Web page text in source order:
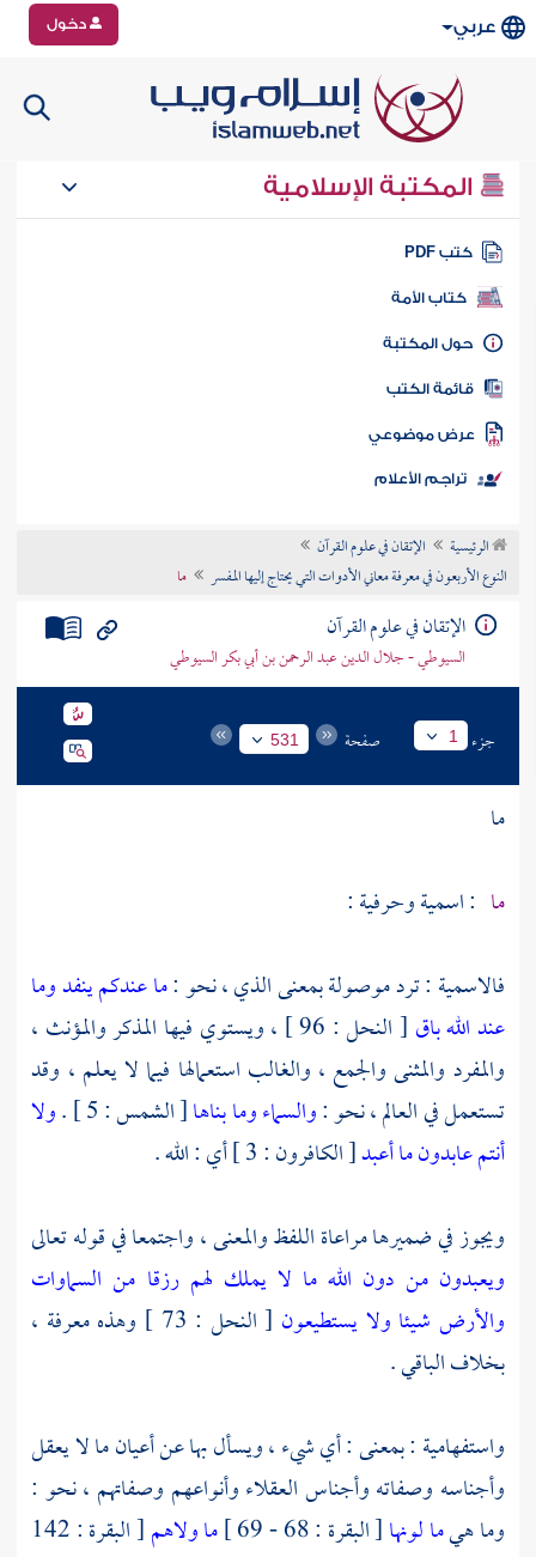
عربي دخول
المكتبة الإسلامية
كتب PDF
كتاب الأمة
المكتبة
الكتب
موضوعي
تراجم الأعلام
الرئيسية
الإتقان في علوم القرآن
النوع الأربعون في معرفة معاني الأدوات التي يحتاج إليها المفسر
ما
الإتقان في علوم القرآن
السيوطي - جلال الدين عبد الرحمن بن أبي بكر السيوطي
جزء 1 صفحة 531
ما
ما : اسمية وحرفية :
فالاسمية : ترد موصولة بمعنى الذي ، نحو :ما عندكم ينفد وما
عند الله باق
[ النحل : 96 ] ، ويستوي فيها المذكر والمؤنث ،
والمفرد والمثنى والجمع ، والغالب استعمالها فيما لا يعلم ، وقد
تستعمل في العالم ، نحو :والسماء وما بناها[ الشمس : 5 ] .
ولا
أنتم عابدون ما أعبد[ الكافرون : 3 ] أي : الله .
ويجوز في ضميرها مراعاة اللفظ والمعنى ، واجتمعا في قوله تعالى
ويعبدون من دون الله ما لا يملك لهم رزقا من السماوات
والأرض شيئا ولا يستطيعون
[ النحل : 73 ] وهذه معرفة ،
بخلاف الباقي .
واستفهامية : بمعنى : أي شيء ، ويسأل بها عن أعيان ما لا يعقل
وأجناسه وصفاته وأجناس العقلاء وأنواعهم وصفاتهم ، نحو :
وما هيما لونها[ البقرة : 68 - 69 ] ما ولاهم
[ البقرة : 142